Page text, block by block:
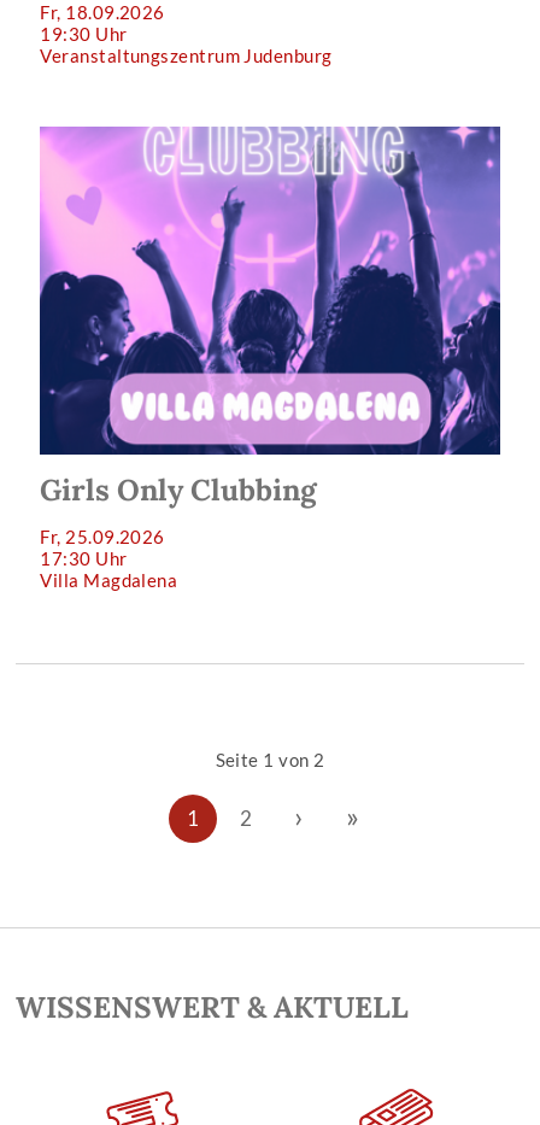
Fr, 18.09.2026
19:30 Uhr
Veranstaltungszentrum Judenburg
Girls Only Clubbing
Fr, 25.09.2026
17:30 Uhr
Villa Magdalena
Seite 1 von 2
1 2 › »
WISSENSWERT & AKTUELL